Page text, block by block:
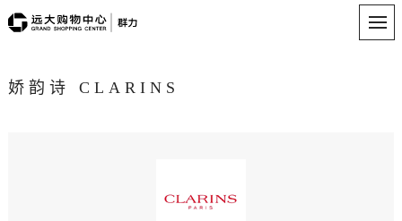
娇韵诗 CLARINS